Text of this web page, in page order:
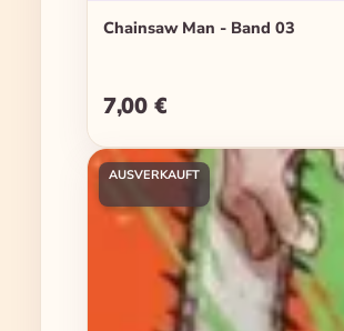
Chainsaw Man - Band 03
Regulärer Preis:
7,00 €
AUSVERKAUFT